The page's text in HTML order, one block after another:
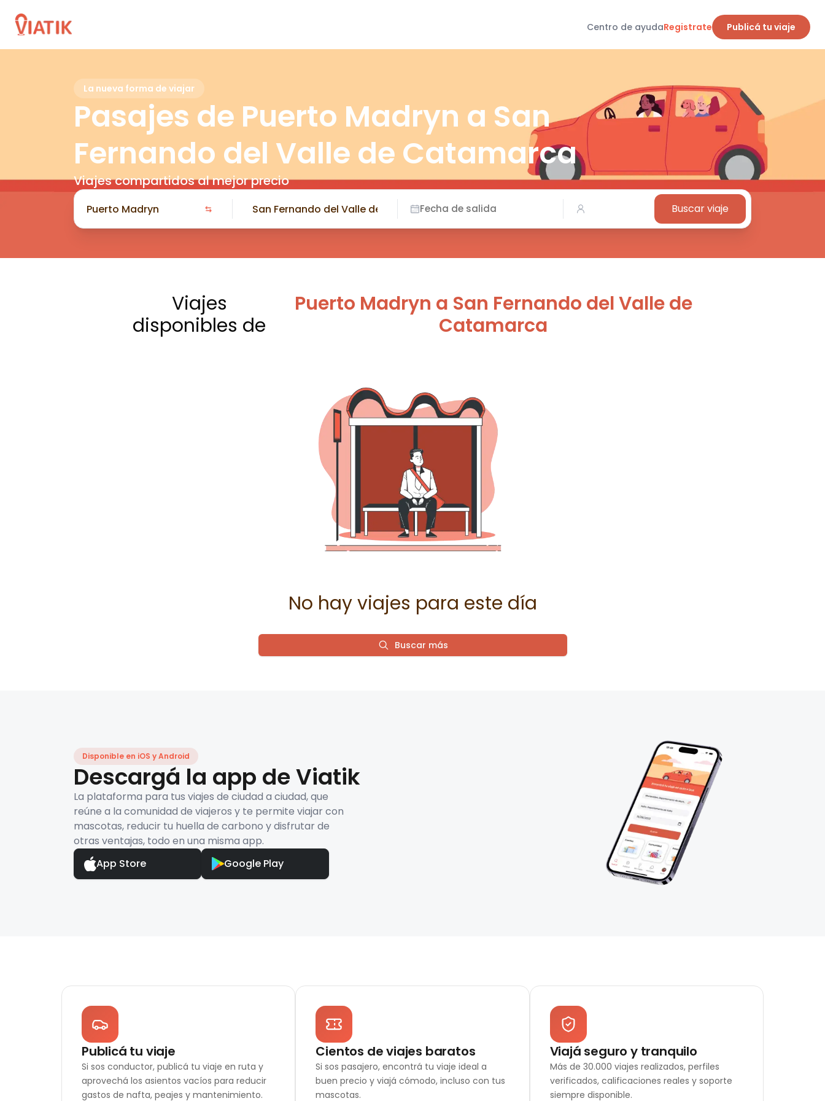
Centro de ayudaRegistrate Publicá tu viaje
La nueva forma de viajar
Pasajes de Puerto Madryn a San
Fernando del Valle de Catamarca
Viajes compartidos al mejor precio
Fecha de salida Buscar viaje
Viajes
disponibles de
Puerto Madryn a San Fernando del Valle de
Catamarca
No hay viajes para este día
Buscar más
Disponible en iOS y Android
Descargá la app de Viatik
La plataforma para tus viajes de ciudad a ciudad, que
reúne a la comunidad de viajeros y te permite viajar con
mascotas, reducir tu huella de carbono y disfrutar de
otras ventajas, todo en una misma app.
App Store
Google Play
Publicá tu viaje
Si sos conductor, publicá tu viaje en ruta y
aprovechá los asientos vacíos para reducir
gastos de nafta, peajes y mantenimiento.
Cientos de viajes baratos
Si sos pasajero, encontrá tu viaje ideal a
buen precio y viajá cómodo, incluso con tus
mascotas.
Viajá seguro y tranquilo
Más de 30.000 viajes realizados, perfiles
verificados, calificaciones reales y soporte
siempre disponible.